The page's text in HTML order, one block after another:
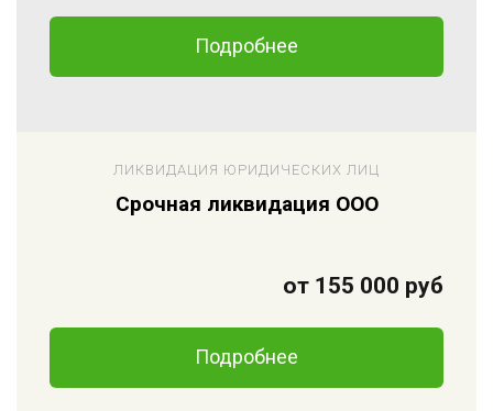
Подробнее
ЛИКВИДАЦИЯ ЮРИДИЧЕСКИХ ЛИЦ
Срочная ликвидация ООО
от 155 000 руб
Подробнее